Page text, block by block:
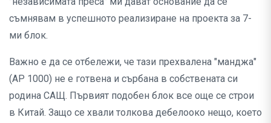
съмнявам в успешното реализиране на проекта за 7-
ми блок.
Важно е да се отбележи, че тази прехвалена "манджа"
(АР 1000) не е готвена и сърбана в собствената си
родина САЩ. Първият подобен блок все още се строи
в Китай. Защо се хвали толкова дебелооко нещо, което